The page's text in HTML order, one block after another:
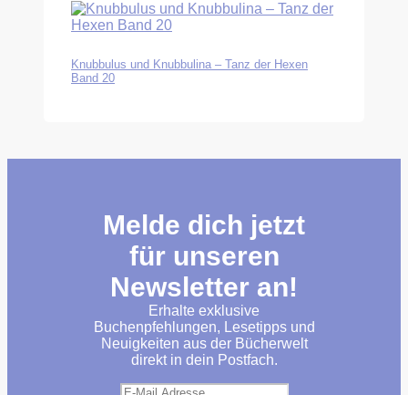
Knubbulus und Knubbulina – Tanz der Hexen
Band 20
Melde dich jetzt
für unseren
Newsletter an!
Erhalte exklusive
Buchenpfehlungen, Lesetipps und
Neuigkeiten aus der Bücherwelt
direkt in dein Postfach.